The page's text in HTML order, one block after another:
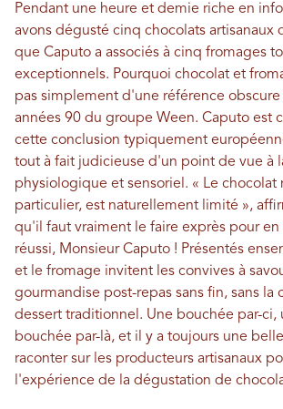
Pendant une heure et demie riche en
avons dégusté cinq chocolats artisanaux
que Caputo a associés à cinq fromages
exceptionnels. Pourquoi chocolat et
pas simplement d'une référence
années 90 du groupe Ween. Caputo est
cette conclusion typiquement
tout à fait judicieuse d'un point de vue à
physiologique et sensoriel. « Le chocolat
particulier, est naturellement limité »,
qu'il faut vraiment le faire exprès pour en
réussi, Monsieur Caputo ! Présentés
et le fromage invitent les convives à
gourmandise post-repas sans fin, sans la
dessert traditionnel. Une bouchée par-ci,
bouchée par-là, et il y a toujours une
raconter sur les producteurs artisanaux
l'expérience de la dégustation de